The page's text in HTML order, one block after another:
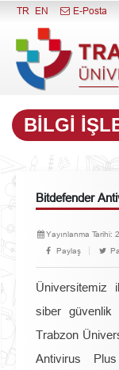
Menüyü Kapat
TR EN E-Posta
BILGI
Bitdefender
Yayınlanma Tarihi:
Paylaş
Üniversitemiz
siber güvenlik
Trabzon
Antivirus